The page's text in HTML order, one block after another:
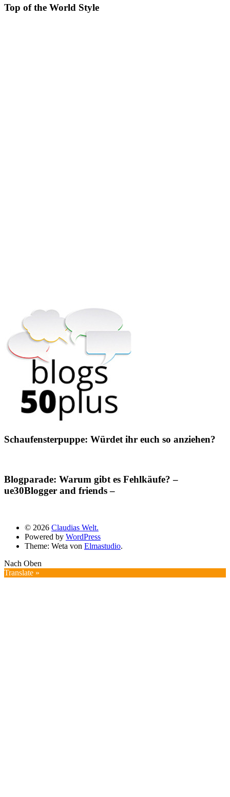
Top of the World Style
Schaufensterpuppe: Würdet ihr euch so anziehen?
Blogparade: Warum gibt es Fehlkäufe? –
ue30Blogger and friends –
© 2026 Claudias Welt.
Powered by WordPress
Theme: Weta von Elmastudio.
Nach Oben
Translate »